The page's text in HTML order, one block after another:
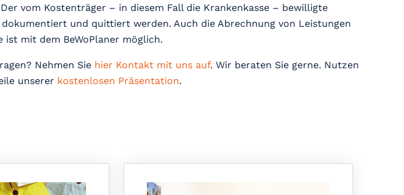
vom Kostenträger – in diesem Fall die Krankenkasse – bewilligte
und quittiert werden. Auch die Abrechnung von Leistungen
ist mit dem BeWoPlaner möglich.
Nehmen Sie hier Kontakt mit uns auf. Wir beraten Sie gerne. Nutzen
unserer kostenlosen Präsentation.